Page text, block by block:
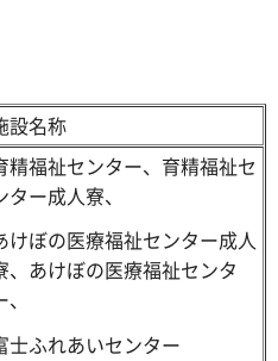
設名称
精福祉センター、育精福祉セ
ター成人寮、
けぼの医療福祉センター成人
、あけぼの医療福祉センタ
士ふれあいセンター